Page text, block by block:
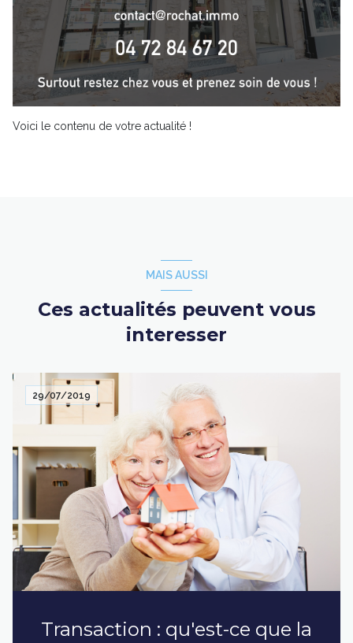
Voici le contenu de votre actualité !
MAIS AUSSI
Ces actualités peuvent vous
interesser
29/07/2019
Transaction : qu'est-ce que la